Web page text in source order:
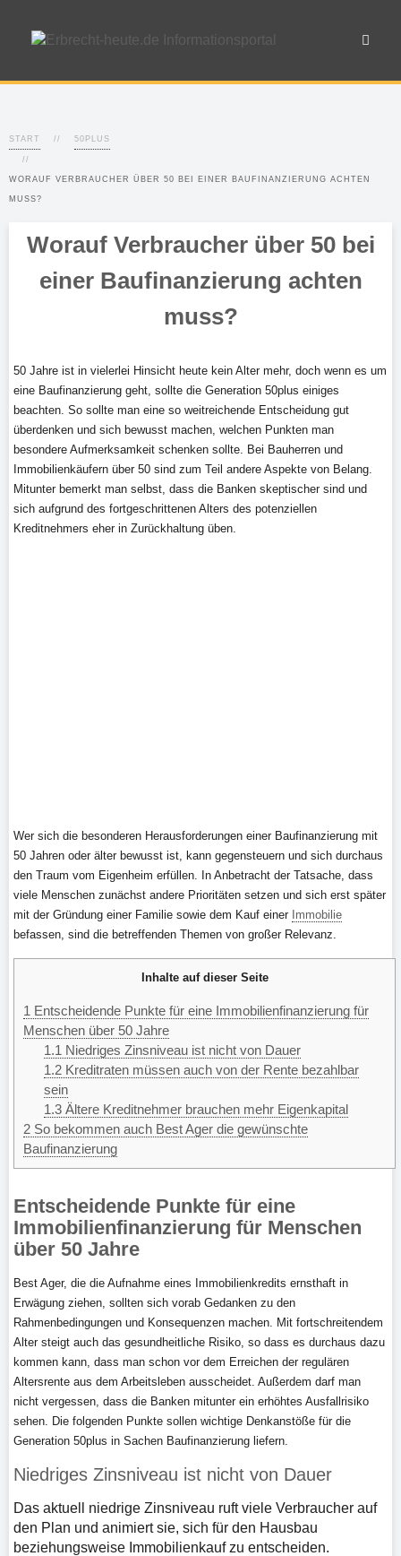
START 50PLUS
WORAUF VERBRAUCHER ÜBER 50 BEI EINER BAUFINANZIERUNG ACHTEN
MUSS?
Worauf Verbraucher über 50 bei
einer Baufinanzierung achten
muss?
50 Jahre ist in vielerlei Hinsicht heute kein Alter mehr, doch wenn es um
eine Baufinanzierung geht, sollte die Generation 50plus einiges
beachten. So sollte man eine so weitreichende Entscheidung gut
überdenken und sich bewusst machen, welchen Punkten man
besondere Aufmerksamkeit schenken sollte. Bei Bauherren und
Immobilienkäufern über 50 sind zum Teil andere Aspekte von Belang.
Mitunter bemerkt man selbst, dass die Banken skeptischer sind und
sich aufgrund des fortgeschrittenen Alters des potenziellen
Kreditnehmers eher in Zurückhaltung üben.
Wer sich die besonderen Herausforderungen einer Baufinanzierung mit
50 Jahren oder älter bewusst ist, kann gegensteuern und sich durchaus
den Traum vom Eigenheim erfüllen. In Anbetracht der Tatsache, dass
viele Menschen zunächst andere Prioritäten setzen und sich erst später
mit der Gründung einer Familie sowie dem Kauf einer Immobilie
befassen, sind die betreffenden Themen von großer Relevanz.
Inhalte auf dieser Seite
1 Entscheidende Punkte für eine Immobilienfinanzierung für
Menschen über 50 Jahre
1.1 Niedriges Zinsniveau ist nicht von Dauer
1.2Kreditraten müssen auch von der Rente bezahlbar
sein
1.3Ältere Kreditnehmer brauchen mehr Eigenkapital
2 So bekommen auch Best Ager die gewünschte
Baufinanzierung
Entscheidende Punkte für eine
Immobilienfinanzierung für Menschen
über 50 Jahre
Best Ager, die die Aufnahme eines Immobilienkredits ernsthaft in
Erwägung ziehen, sollten sich vorab Gedanken zu den
Rahmenbedingungen und Konsequenzen machen. Mit fortschreitendem
Alter steigt auch das gesundheitliche Risiko, so dass es durchaus dazu
kommen kann, dass man schon vor dem Erreichen der regulären
Altersrente aus dem Arbeitsleben ausscheidet. Außerdem darf man
nicht vergessen, dass die Banken mitunter ein erhöhtes Ausfallrisiko
sehen. Die folgenden Punkte sollen wichtige Denkanstöße für die
Generation 50plus in Sachen Baufinanzierung liefern.
Niedriges Zinsniveau ist nicht von Dauer
Das aktuell niedrige Zinsniveau ruft viele Verbraucher auf
den Plan und animiert sie, sich für den Hausbau
beziehungsweise Immobilienkauf zu entscheiden.